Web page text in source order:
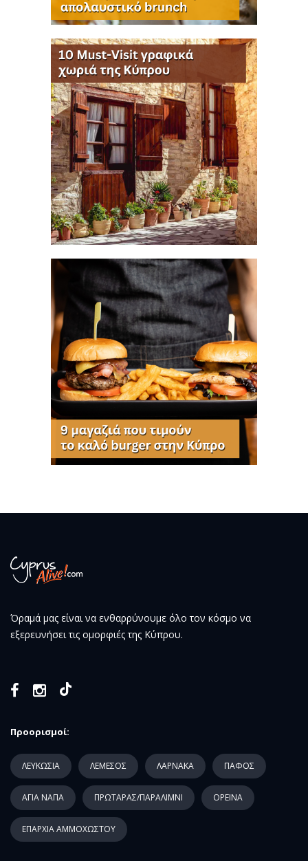
Όραμά μας είναι να ενθαρρύνουμε όλο τον κόσμο να
εξερευνήσει τις ομορφιές της Κύπρου.
Προορισμοί:
ΛΕΥΚΩΣΙΑ ΛΕΜΕΣΟΣ ΛΑΡΝΑΚΑ ΠΑΦΟΣ
ΑΓΙΑ ΝΑΠΑ ΠΡΩΤΑΡΑΣ/ΠΑΡΑΛΙΜΝΙ ΟΡΕΙΝΑ
ΕΠΑΡΧΙΑ ΑΜΜΟΧΩΣΤΟΥ